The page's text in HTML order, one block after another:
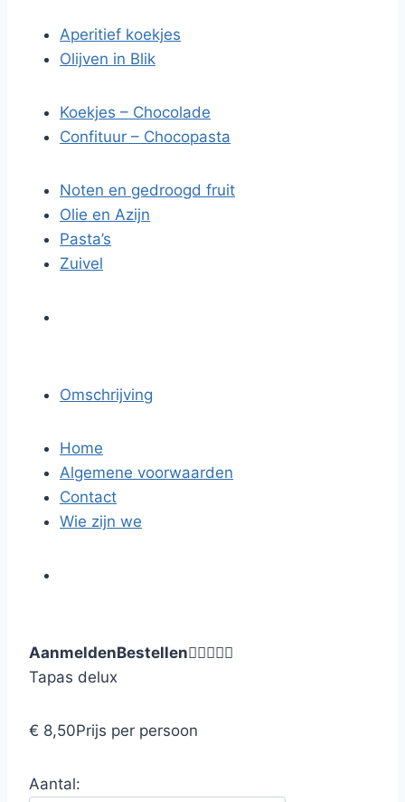
Aperitief koekjes
Olijven in Blik
Koekjes – Chocolade
Confituur – Chocopasta
Noten en gedroogd fruit
Olie en Azijn
Pasta’s
Zuivel
Omschrijving
Home
Algemene voorwaarden
Contact
Wie zijn we
AanmeldenBestellen
Tapas delux
€ 8,50Prijs per persoon
Aantal: